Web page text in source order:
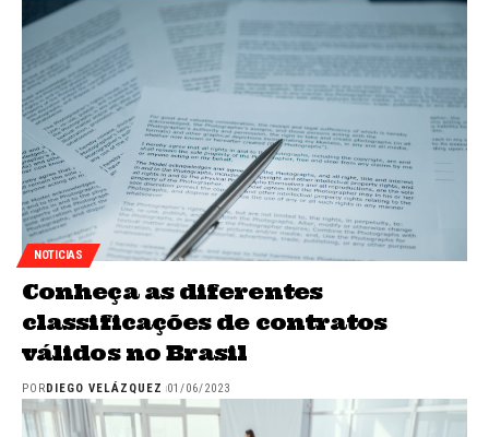
NOTICIAS
Conheça as diferentes
classificações de contratos
válidos no Brasil
PORDIEGO VELÁZQUEZ 01/06/2023